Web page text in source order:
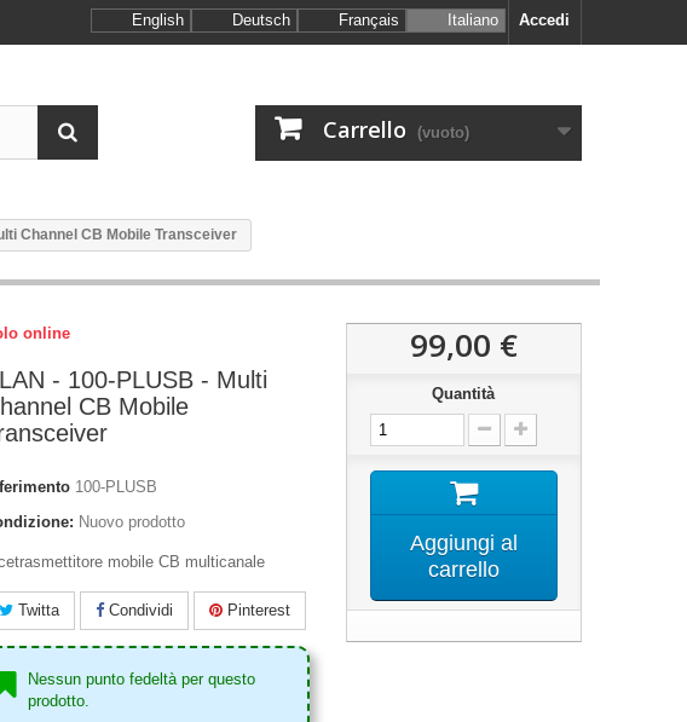
Accedi
English Deutsch Français Italiano
Carrello (vuoto)
Channel CB Mobile Transceiver
online
- 100-PLUSB - Multi
CB Mobile
100-PLUSB
Nuovo prodotto
mobile CB multicanale
Twitta Condividi Pinterest
Nessun punto fedeltà per questo
prodotto.
99,00 €
Quantità
Aggiungi al
carrello